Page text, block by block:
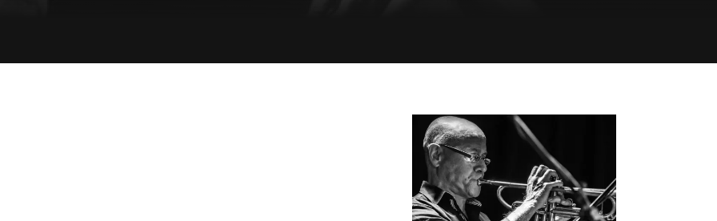
Imatges
Imagen